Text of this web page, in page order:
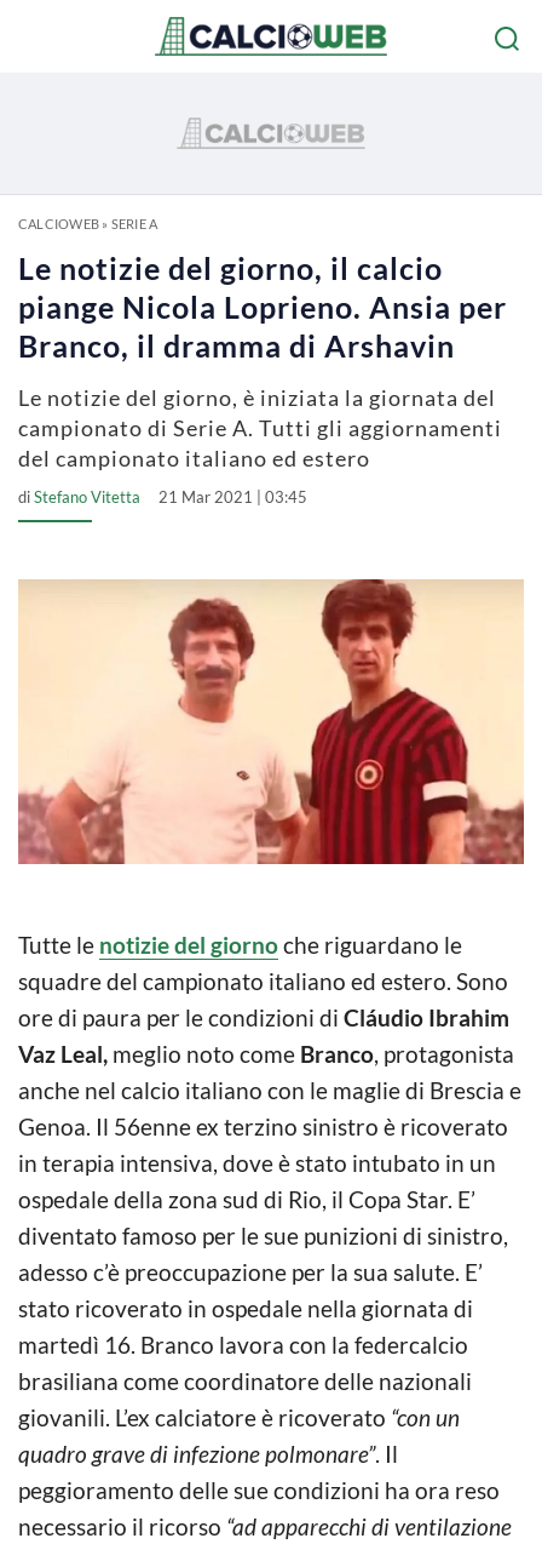
CALCIOWEB» SERIE A
Le notizie del giorno, il calcio
piange Nicola Loprieno. Ansia per
Branco, il dramma di Arshavin
Le notizie del giorno, è iniziata la giornata del
campionato di Serie A. Tutti gli aggiornamenti
del campionato italiano ed estero
diStefano Vitetta 21 Mar 2021 | 03:45
Tutte le notizie del giornoche riguardano le
squadre del campionato italiano ed estero. Sono
ore di paura per le condizioni di Cláudio Ibrahim
Vaz Leal, meglio noto come Branco, protagonista
anche nel calcio italiano con le maglie di Brescia e
Genoa. Il 56enne ex terzino sinistro è ricoverato
in terapia intensiva, dove è stato intubato in un
ospedale della zona sud di Rio, il Copa Star. E’
diventato famoso per le sue punizioni di sinistro,
adesso c’è preoccupazione per la sua salute. E’
stato ricoverato in ospedale nella giornata di
martedì 16. Branco lavora con la federcalcio
brasiliana come coordinatore delle nazionali
giovanili. L’ex calciatore è ricoverato “con un
quadro grave di infezione polmonare”. Il
peggioramento delle sue condizioni ha ora reso
necessario il ricorso “ad apparecchi di ventilazione